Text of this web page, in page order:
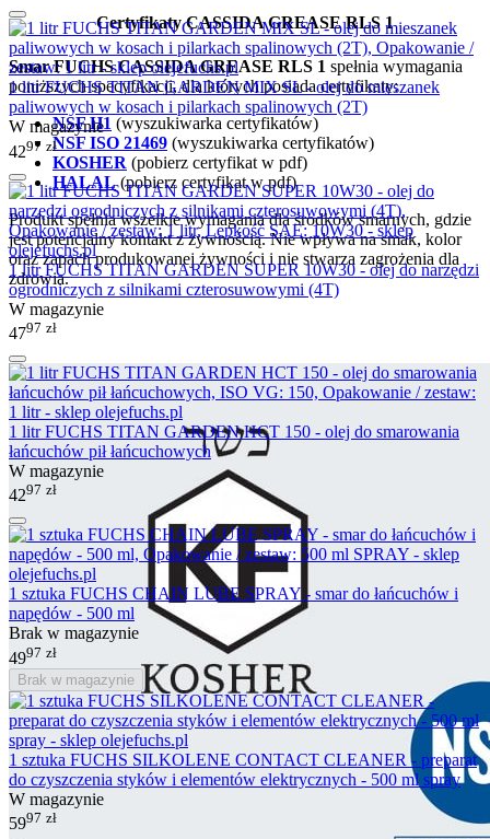
Certyfikaty CASSIDA GREASE RLS 1
Smar FUCHS CASSIDA GREASE RLS 1 spełnia wymagania
poniższych specyfikacji, dla których posiada certyfikaty:
NSF H1 (wyszukiwarka certyfikatów)
NSF ISO 21469 (wyszukiwarka certyfikatów)
KOSHER (pobierz certyfikat w pdf)
HALAL(pobierz certyfikat w pdf)
Produkt spełnia wszelkie wymagania dla środków smarnych, gdzie
jest potencjalny kontakt z żywnością. Nie wpływa na smak, kolor
oraz zapach produkowanej żywności i nie stwarza zagrożenia dla
zdrowia.
1 litr FUCHS TITAN GARDEN MIX SL - olej do mieszanek
paliwowych w kosach i pilarkach spalinowych (2T)
W magazynie
4297 zł
1 litr FUCHS TITAN GARDEN SUPER 10W30 - olej do narzędzi
ogrodniczych z silnikami czterosuwowymi (4T)
W magazynie
4797 zł
1 litr FUCHS TITAN GARDEN HCT 150 - olej do smarowania
łańcuchów pił łańcuchowych
W magazynie
4297 zł
1 sztuka FUCHS CHAIN LUBE SPRAY - smar do łańcuchów i
napędów - 500 ml
Brak w magazynie
4997 zł
Brak w magazynie
1 sztuka FUCHS SILKOLENE CONTACT CLEANER - preparat
do czyszczenia styków i elementów elektrycznych - 500 ml spray
W magazynie
5997 zł